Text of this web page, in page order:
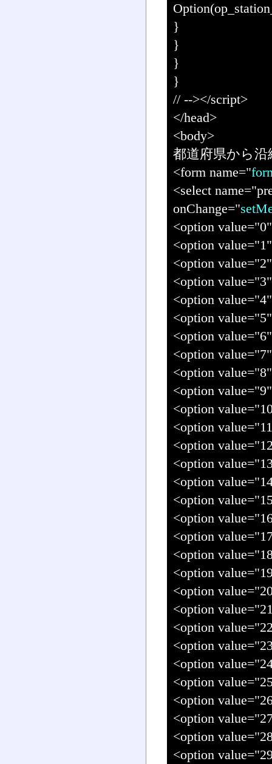
}
}
}
}
// --></script>
</head>
<body>
都道府県から
<form name="
<select
onChange="
<option
<option
<option
<option
<option
<option
<option
<option
<option
<option
<option
<option
<option
<option
<option
<option
<option
<option
<option
<option
<option
<option
<option
<option
<option
<option
<option
<option
<option
<option